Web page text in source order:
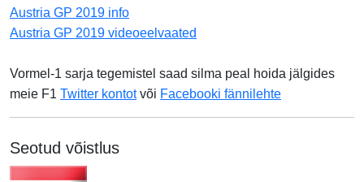
Austria GP 2019 info
Austria GP 2019 videoeelvaated
Vormel-1 sarja tegemistel saad silma peal hoida jälgides
meie F1 Twitter kontotvõi Facebooki fännilehte
Seotud võistlus